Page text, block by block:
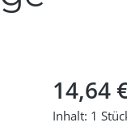
Regulärer
14,64
Inhalt: 1